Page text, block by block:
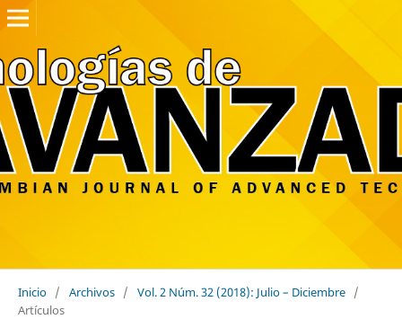
Inicio / Archivos / Vol. 2 Núm. 32 (2018): Julio – Diciembre /
Artículos